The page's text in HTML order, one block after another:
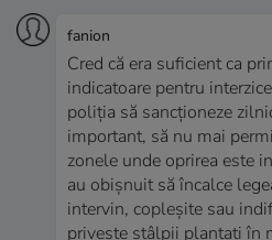
fanion
Cred că era suficient ca
indicatoare pentru
poliția să sancționeze
important, să nu mai
zonele unde oprirea este
au obișnuit să încalce
intervin, copleșite sau
privește stâlpii plantați în